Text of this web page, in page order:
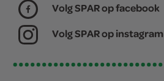
Volg SPAR op facebook
Volg SPAR op instagram